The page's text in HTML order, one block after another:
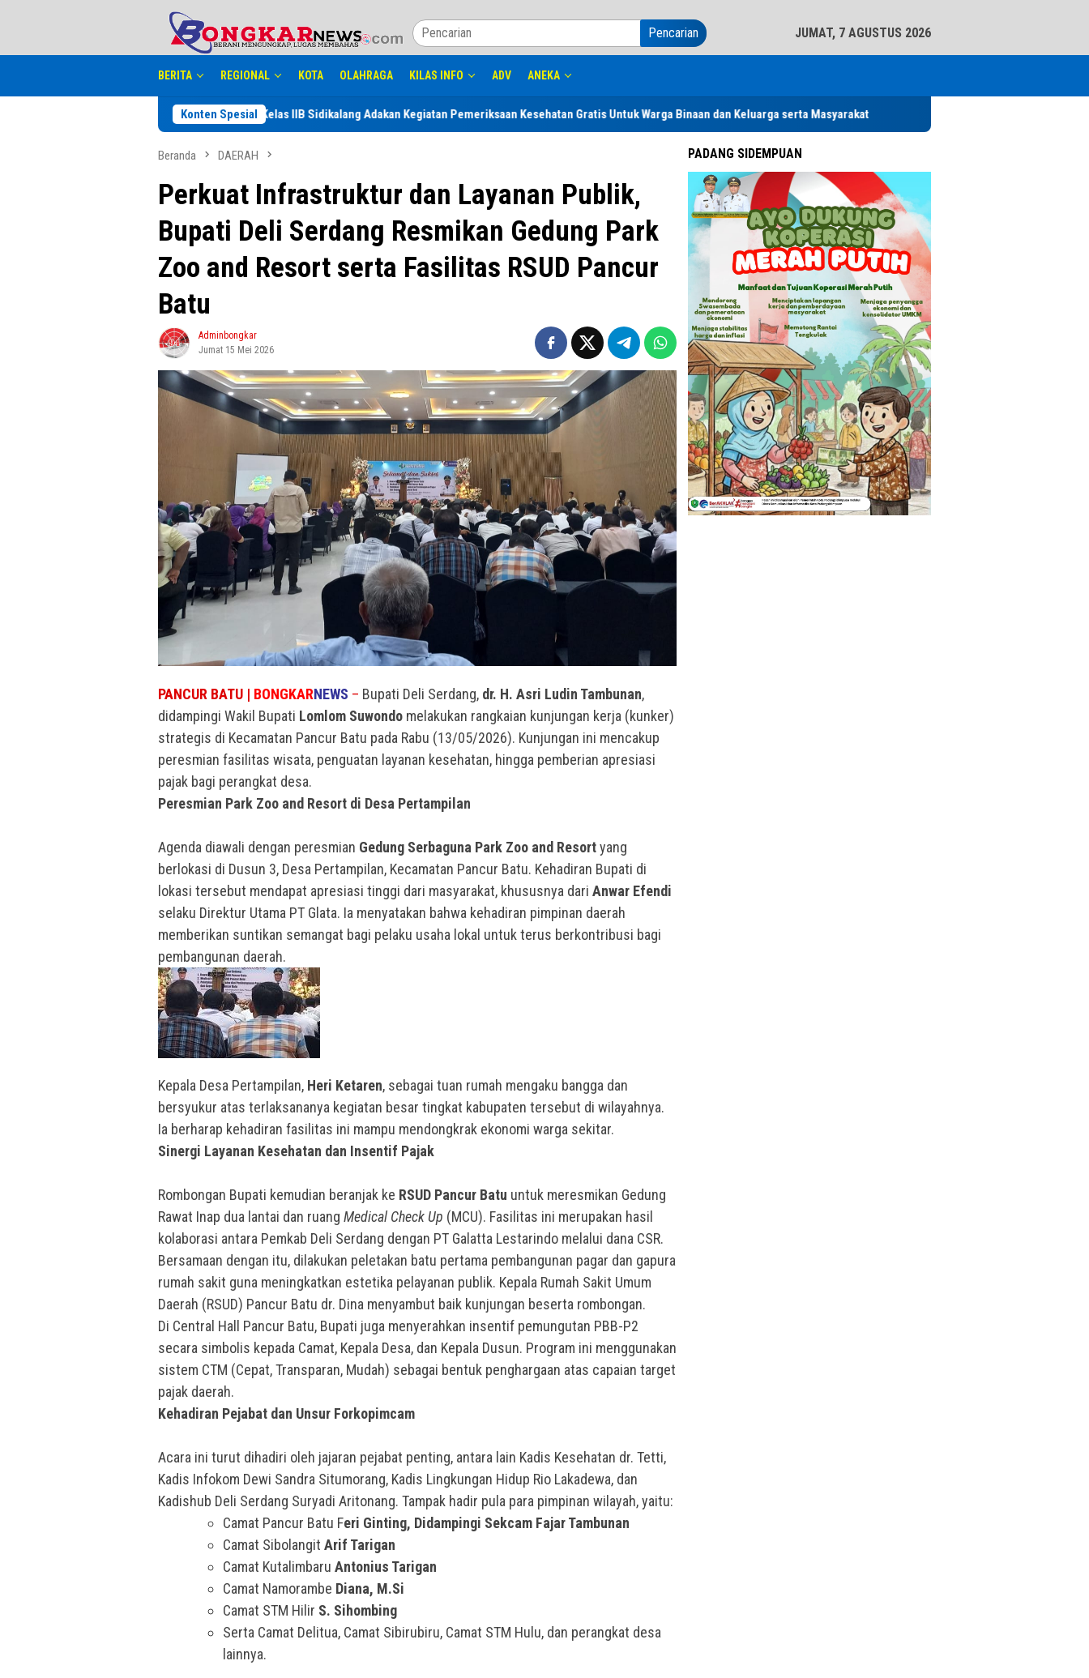
Pencarian JUMAT, 7 AGUSTUS 2026
BERITA REGIONAL KOTA OLAHRAGA KILAS INFO ADV ANEKA
Konten Spesial
HUT RI ke 81, Rutan Kelas IIB Sidikalang Adakan Kegiatan Pemeriksaan Kesehatan Gratis Untuk Warga Binaan dan Keluarga serta Masyarakat Pemko Padangsidimpuan Diduga Abaikan Arahan
Beranda DAERAH
Perkuat Infrastruktur dan Layanan Publik,
Bupati Deli Serdang Resmikan Gedung Park
Zoo and Resort serta Fasilitas RSUD Pancur
Batu
Adminbongkar
Jumat 15 Mei 2026
PANCUR BATU | BONGKARNEWS – Bupati Deli Serdang, dr. H. Asri Ludin Tambunan,
didampingi Wakil Bupati Lomlom Suwondo melakukan rangkaian kunjungan kerja (kunker)
strategis di Kecamatan Pancur Batu pada Rabu (13/05/2026). Kunjungan ini mencakup
peresmian fasilitas wisata, penguatan layanan kesehatan, hingga pemberian apresiasi
pajak bagi perangkat desa.
Peresmian Park Zoo and Resort di Desa Pertampilan
Agenda diawali dengan peresmian Gedung Serbaguna Park Zoo and Resortyang
berlokasi di Dusun 3, Desa Pertampilan, Kecamatan Pancur Batu. Kehadiran Bupati di
lokasi tersebut mendapat apresiasi tinggi dari masyarakat, khususnya dari Anwar Efendi
selaku Direktur Utama PT Glata. Ia menyatakan bahwa kehadiran pimpinan daerah
memberikan suntikan semangat bagi pelaku usaha lokal untuk terus berkontribusi bagi
pembangunan daerah.
Kepala Desa Pertampilan, Heri Ketaren, sebagai tuan rumah mengaku bangga dan
bersyukur atas terlaksananya kegiatan besar tingkat kabupaten tersebut di wilayahnya.
Ia berharap kehadiran fasilitas ini mampu mendongkrak ekonomi warga sekitar.
Sinergi Layanan Kesehatan dan Insentif Pajak
Rombongan Bupati kemudian beranjak ke RSUD Pancur Batu untuk meresmikan Gedung
Rawat Inap dua lantai dan ruang Medical Check Up (MCU). Fasilitas ini merupakan hasil
kolaborasi antara Pemkab Deli Serdang dengan PT Galatta Lestarindo melalui dana CSR.
Bersamaan dengan itu, dilakukan peletakan batu pertama pembangunan pagar dan gapura
rumah sakit guna meningkatkan estetika pelayanan publik. Kepala Rumah Sakit Umum
Daerah (RSUD) Pancur Batu dr. Dina menyambut baik kunjungan beserta rombongan.
Di Central Hall Pancur Batu, Bupati juga menyerahkan insentif pemungutan PBB-P2
secara simbolis kepada Camat, Kepala Desa, dan Kepala Dusun. Program ini menggunakan
sistem CTM (Cepat, Transparan, Mudah) sebagai bentuk penghargaan atas capaian target
pajak daerah.
Kehadiran Pejabat dan Unsur Forkopimcam
Acara ini turut dihadiri oleh jajaran pejabat penting, antara lain Kadis Kesehatan dr. Tetti,
Kadis Infokom Dewi Sandra Situmorang, Kadis Lingkungan Hidup Rio Lakadewa, dan
Kadishub Deli Serdang Suryadi Aritonang. Tampak hadir pula para pimpinan wilayah, yaitu:
Camat Pancur Batu Feri Ginting, Didampingi Sekcam Fajar Tambunan
Camat Sibolangit Arif Tarigan
Camat Kutalimbaru Antonius Tarigan
Camat Namorambe Diana, M.Si
Camat STM Hilir S. Sihombing
Serta Camat Delitua, Camat Sibirubiru, Camat STM Hulu, dan perangkat desa
lainnya.
PADANG SIDEMPUAN